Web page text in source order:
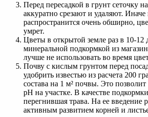
Перед пересадкой в грунт сеточку
аккуратно срезают и удаляют. Иначе
распространится очень обширно,
умрет.
Цветы в открытой земле раз в 10-12
минеральной подкормкой из
лучше не использовать во время
Почву с кислым грунтом перед
удобрить известью из расчета 200
состава на 1 м² почвы. Это
pH на участке. В качестве
перегнившая трава. На ее введение
активным развитием корней и